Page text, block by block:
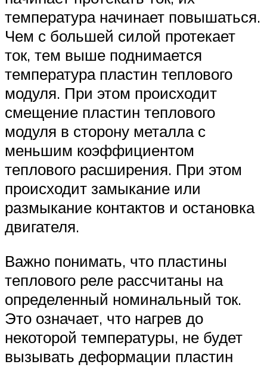
температура начинает повышаться.
Чем с большей силой протекает
ток, тем выше поднимается
температура пластин теплового
модуля. При этом происходит
смещение пластин теплового
модуля в сторону металла с
меньшим коэффициентом
теплового расширения. При этом
происходит замыкание или
размыкание контактов и остановка
двигателя.
Важно понимать, что пластины
теплового реле рассчитаны на
определенный номинальный ток.
Это означает, что нагрев до
некоторой температуры, не будет
вызывать деформации пластин